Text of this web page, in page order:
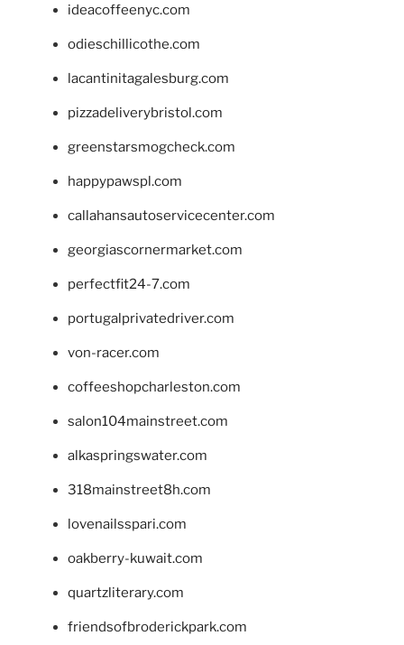
ideacoffeenyc.com
odieschillicothe.com
lacantinitagalesburg.com
pizzadeliverybristol.com
greenstarsmogcheck.com
happypawspl.com
callahansautoservicecenter.com
georgiascornermarket.com
perfectfit24-7.com
portugalprivatedriver.com
von-racer.com
coffeeshopcharleston.com
salon104mainstreet.com
alkaspringswater.com
318mainstreet8h.com
lovenailsspari.com
oakberry-kuwait.com
quartzliterary.com
friendsofbroderickpark.com